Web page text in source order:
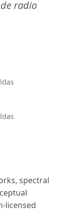
radio
spectral
licensed